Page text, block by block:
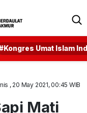
Umat Islam
, 20 May 2021, 00:45 WIB
Mati